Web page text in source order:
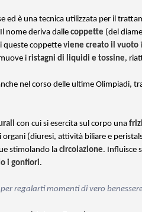
ed è una tecnica utilizzata per il
nome deriva dalle coppette (del
queste coppette viene creato il vuoto
i ristagni di liquidi e tossine,
nel corso delle ultime Olimpiadi,
con cui si esercita sul corpo una
(diuresi, attività biliare e
stimolando lacircolazione. Influisce
i gonfiori.
per regalarti momenti di vero